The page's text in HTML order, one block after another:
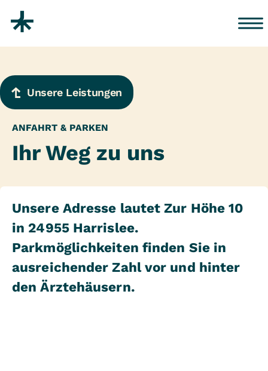
Unsere Leistungen
ANFAHRT & PARKEN
Ihr Weg zu uns
Unsere Adresse lautet Zur Höhe 10
in 24955 Harrislee.
Parkmöglichkeiten finden Sie in
ausreichender Zahl vor und hinter
den Ärztehäusern.